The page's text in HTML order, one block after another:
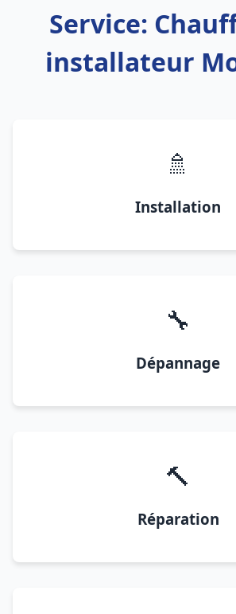
Service:
installateur
🚿
Installation
🔧
Dépannage
🔨
Réparation